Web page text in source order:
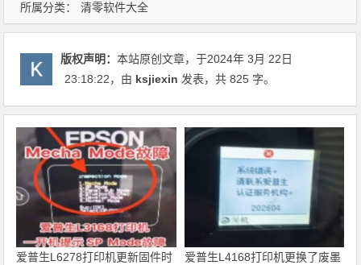
所属分类： 清零软件大全
版权声明：本站原创文章，于2024年 3月 22日
23:18:22，由 ksjiexin 发表，共 825 字。
爱普生L6278打印机更新固件时
爱普生L4168打印机更换了废墨